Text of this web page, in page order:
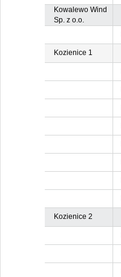
Kowalewo Wind
Sp. z o.o.
Kozienice 1
Kozienice 2